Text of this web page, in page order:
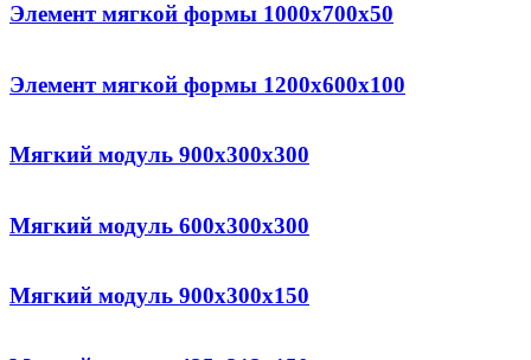
Элемент мягкой формы 1000x700x50
Элемент мягкой формы 1200x600x100
Мягкий модуль 900x300x300
Мягкий модуль 600x300x300
Мягкий модуль 900x300x150